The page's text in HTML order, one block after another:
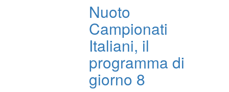
Nuoto
Campionati
Italiani, il
programma di
giorno 8